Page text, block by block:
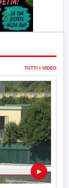
TUTTI I VIDEO
▶